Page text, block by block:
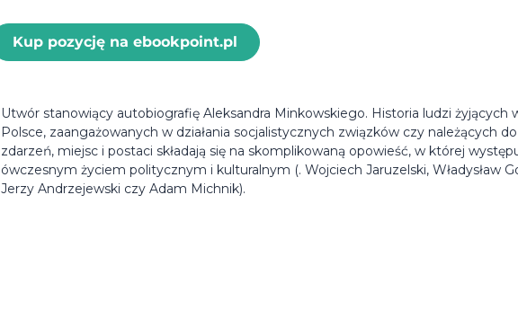
Kup pozycję na ebookpoint.pl
Utwór stanowiący autobiografię Aleksandra Minkowskiego. Historia ludzi żyjących
Polsce, zaangażowanych w działania socjalistycznych związków czy należących
zdarzeń, miejsc i postaci składają się na skomplikowaną opowieść, w której
ówczesnym życiem politycznym i kulturalnym (. Wojciech Jaruzelski, Władysław
Jerzy Andrzejewski czy Adam Michnik).